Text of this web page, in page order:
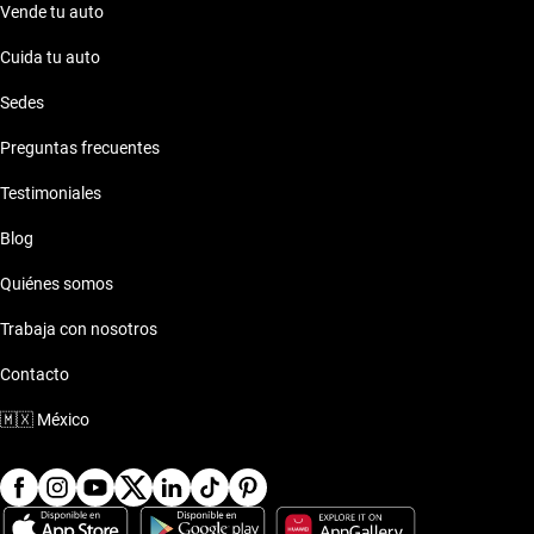
Vende tu auto
Cuida tu auto
Sedes
Preguntas frecuentes
Testimoniales
Blog
Quiénes somos
Trabaja con nosotros
Contacto
🇲🇽 México